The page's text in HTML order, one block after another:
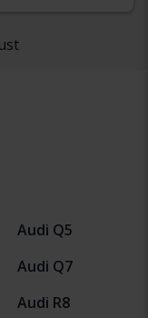
Audi Q5
Audi Q7
Audi R8